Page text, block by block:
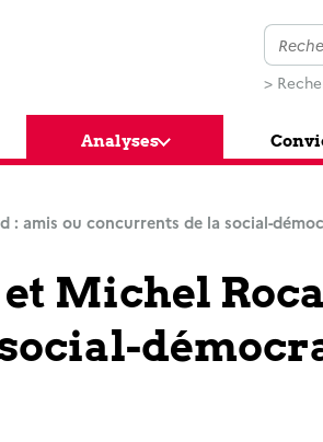
>
Analyses
: amis ou concurrents de la social-
Michel